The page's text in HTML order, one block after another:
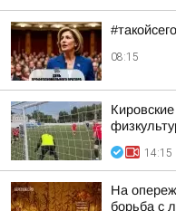
08:15
14:15
На
борьба с